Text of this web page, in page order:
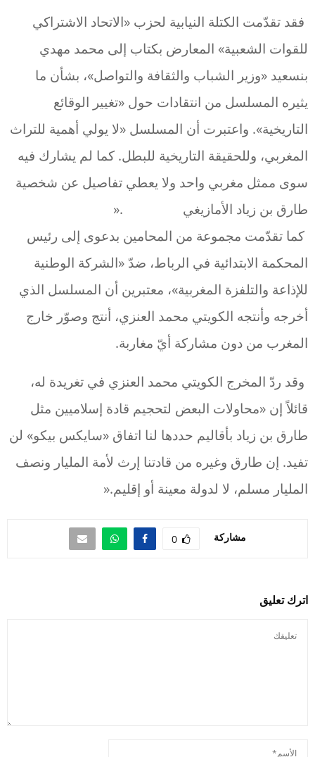
فقد تقدّمت الكتلة النيابية لحزب «الاتحاد الاشتراكي
للقوات الشعبية» المعارض بكتاب إلى محمد مهدي
بنسعيد «وزير الشباب والثقافة والتواصل»، بشأن ما
يثيره المسلسل من انتقادات حول «تغيير الوقائع
التاريخية». واعتبرت أن المسلسل «لا يولي أهمية للتراث
المغربي، وللحقيقة التاريخية للبطل. كما لم يشارك فيه
سوى ممثل مغربي واحد ولا يعطي تفاصيل عن شخصية
طارق بن زياد الأمازيغي .«
كما تقدّمت مجموعة من المحامين بدعوى إلى رئيس
المحكمة الابتدائية في الرباط، ضدّ «الشركة الوطنية
للإذاعة والتلفزة المغربية»، معتبرين أن المسلسل الذي
أخرجه وأنتجه الكويتي محمد العنزي، أنتج وصوّر خارج
المغرب من دون مشاركة أيّ مغاربة.
وقد ردّ المخرج الكويتي محمد العنزي في تغريدة له،
قائلاً إن «محاولات البعض لتحجيم قادة إسلاميين مثل
طارق بن زياد بأقاليم حددها لنا اتفاق «سايكس بيكو» لن
تفيد. إن طارق وغيره من قادتنا إرث لأمة المليار ونصف
المليار مسلم، لا لدولة معينة أو إقليم.«
مشاركة 0
اترك تعليق